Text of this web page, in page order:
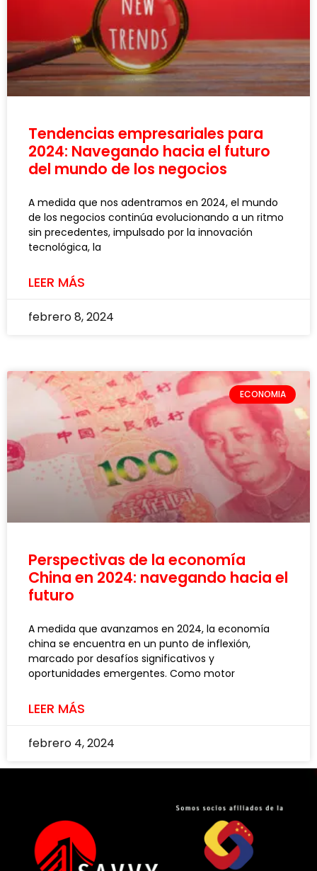
Tendencias empresariales para
2024: Navegando hacia el futuro
del mundo de los negocios
A medida que nos adentramos en 2024, el mundo
de los negocios continúa evolucionando a un ritmo
sin precedentes, impulsado por la innovación
tecnológica, la
LEER MÁS
febrero 8, 2024
ECONOMIA
Perspectivas de la economía
China en 2024: navegando hacia el
futuro
A medida que avanzamos en 2024, la economía
china se encuentra en un punto de inflexión,
marcado por desafíos significativos y
oportunidades emergentes. Como motor
LEER MÁS
febrero 4, 2024